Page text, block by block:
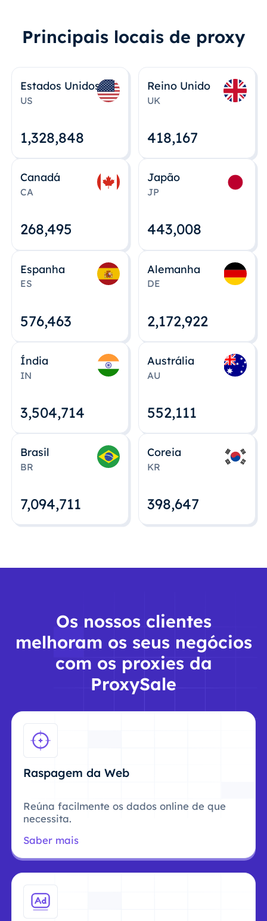
Principais locais de proxy
Estados Unidos
US
1,328,848
Reino Unido
UK
418,167
Canadá
CA
268,495
Japão
JP
443,008
Espanha
ES
576,463
Alemanha
DE
2,172,922
Índia
IN
3,504,715
Austrália
AU
552,112
Brasil
BR
7,094,712
Coreia
KR
398,648
Os nossos clientes
melhoram os seus negócios
com os proxies da
ProxySale
Raspagem da Web
Reúna facilmente os dados online de que
necessita.
Saber mais